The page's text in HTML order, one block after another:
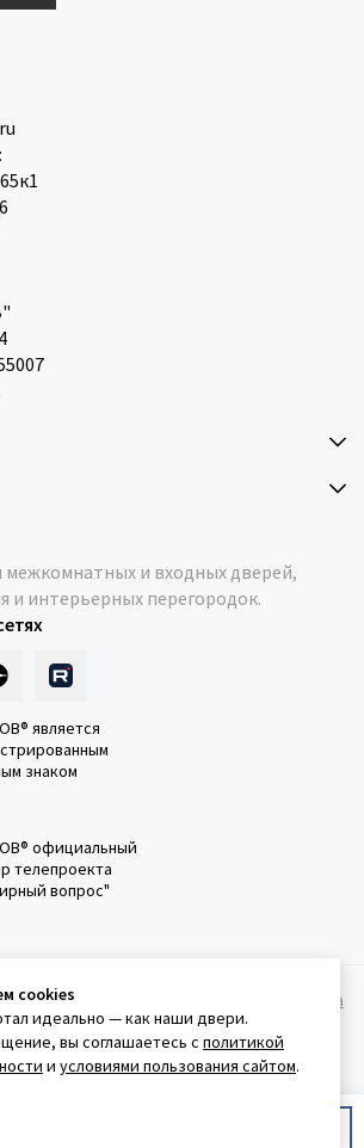
межкомнатных и входных дверей,
и интерьерных перегородок.
является
знаком
официальный
телепроекта
вопрос"
Карта сайта
Политика
Условия использования сайта
cookies
идеально — как наши двери.
вы соглашаетесь с политикой
и условиями пользования сайтом.